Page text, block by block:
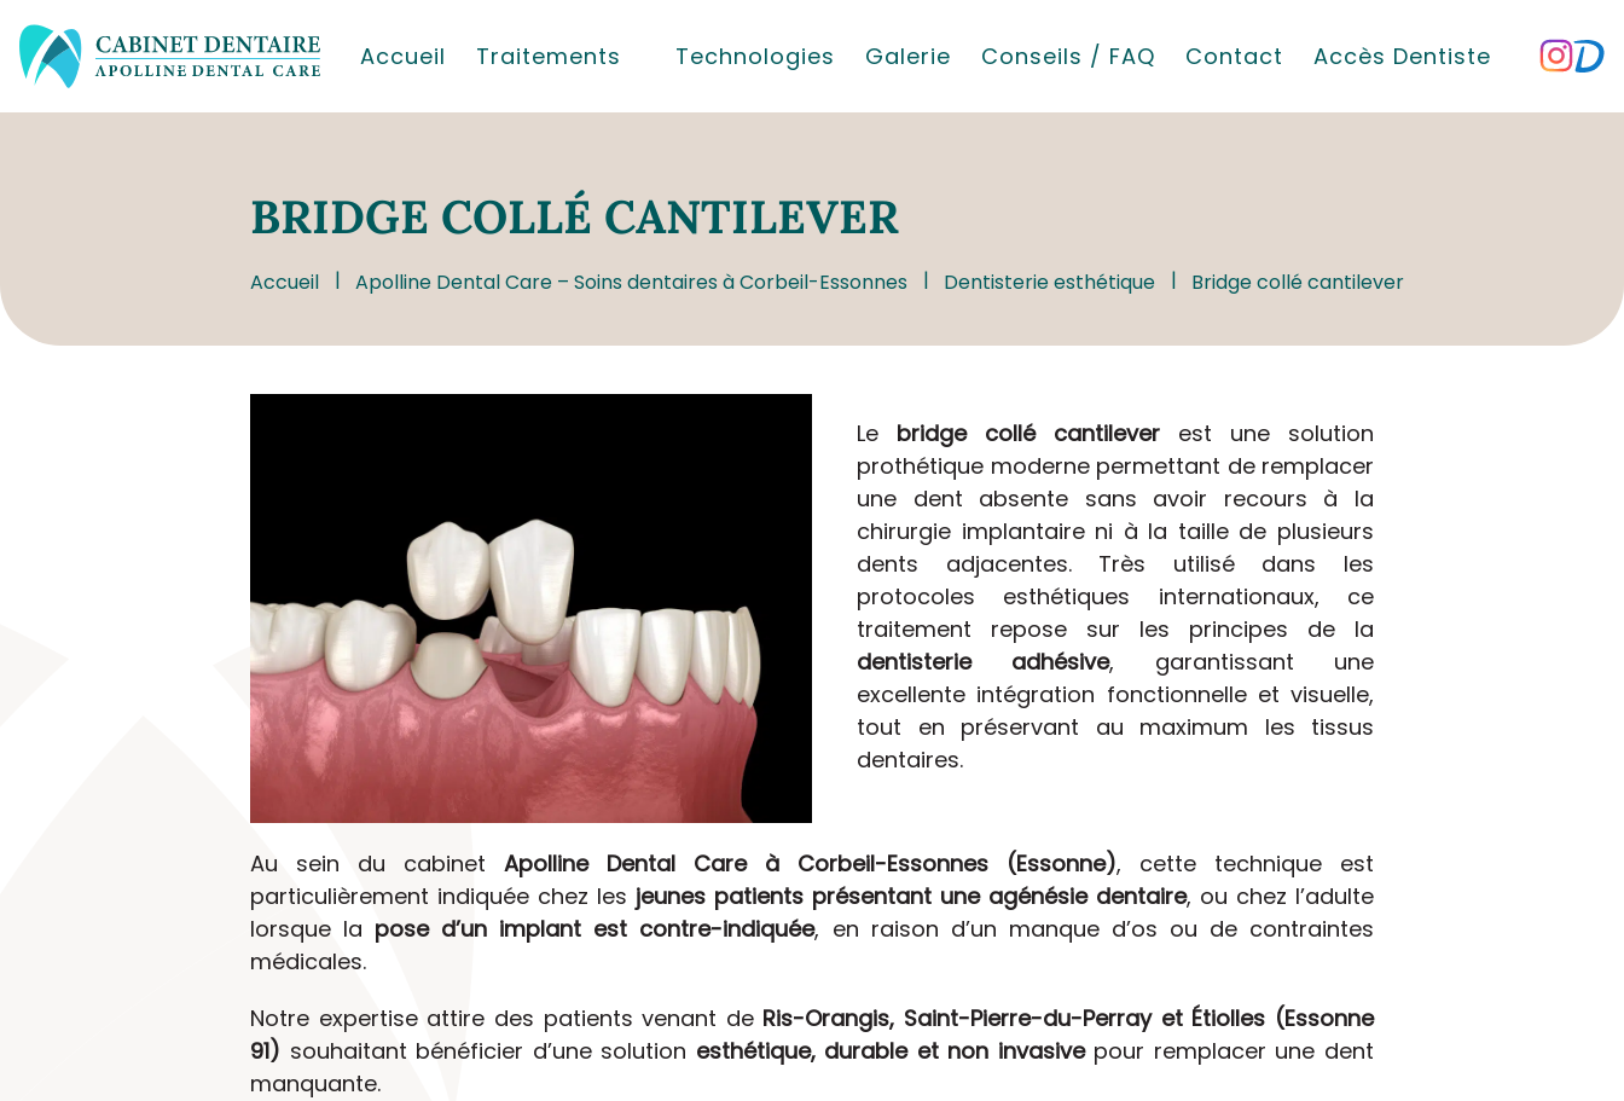
Accueil Traitements Technologies Galerie Conseils / FAQ Contact Accès Dentiste
BRIDGE COLLÉ CANTILEVER
Accueil Apolline Dental Care – Soins dentaires à Corbeil-Essonnes Dentisterie esthétique Bridge collé cantilever
Le bridge collé cantilever est une solution
prothétique moderne permettant de remplacer
une dent absente sans avoir recours à la
chirurgie implantaire ni à la taille de plusieurs
dents adjacentes. Très utilisé dans les
protocoles esthétiques internationaux, ce
traitement repose sur les principes de la
dentisterie adhésive, garantissant une
excellente intégration fonctionnelle et visuelle,
tout en préservant au maximum les tissus
dentaires.
Au sein du cabinet Apolline Dental Care à Corbeil-Essonnes (Essonne), cette technique est
particulièrement indiquée chez les jeunes patients présentant une agénésie dentaire, ou chez l’adulte
lorsque la pose d’un implant est contre-indiquée, en raison d’un manque d’os ou de contraintes
médicales.
Notre expertise attire des patients venant de Ris-Orangis, Saint-Pierre-du-Perray et Étiolles (Essonne
91) souhaitant bénéficier d’une solution esthétique, durable et non invasivepour remplacer une dent
manquante.